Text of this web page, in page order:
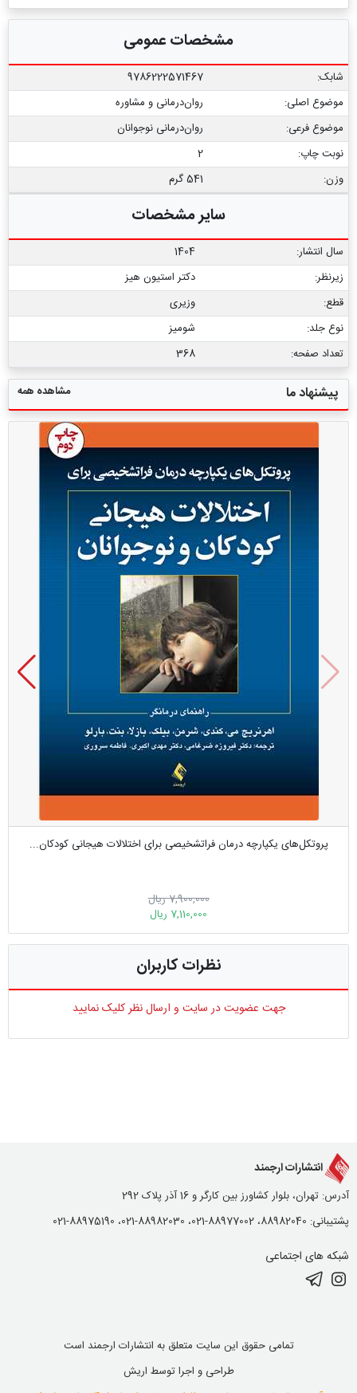
مشخصات عمومی
شابک:
9786222571467
موضوع اصلی:
روان‌درمانی و مشاوره
موضوع فرعی:
روان‌درمانی نوجوانان
نوبت چاپ:
2
وزن:
541 گرم
سایر مشخصات
سال انتشار:
1404
زیرنظر:
دکتر استیون هیز
قطع:
وزیری
نوع جلد:
شومیز
تعداد صفحه:
368
پیشنهاد ما مشاهده همه
پروتکل‌های یکپارچه درمان فراتشخیصی برای اختلالات هیجانی کودکان...
7,900,000 ریال
7,110,000 ریال
نظرات کاربران
جهت عضویت در سایت و ارسال نظر کلیک نمایید
انتشارات ارجمند
آدرس: تهران، بلوار کشاورز بین کارگر و 16 آذر پلاک 292
پشتیبانی: 88982040، 88977002-021، 88982030-021، 88975190-021
شبکه های اجتماعی
تمامی حقوق این سایت متعلق به انتشارات ارجمند است
طراحی و اجرا توسط اریش